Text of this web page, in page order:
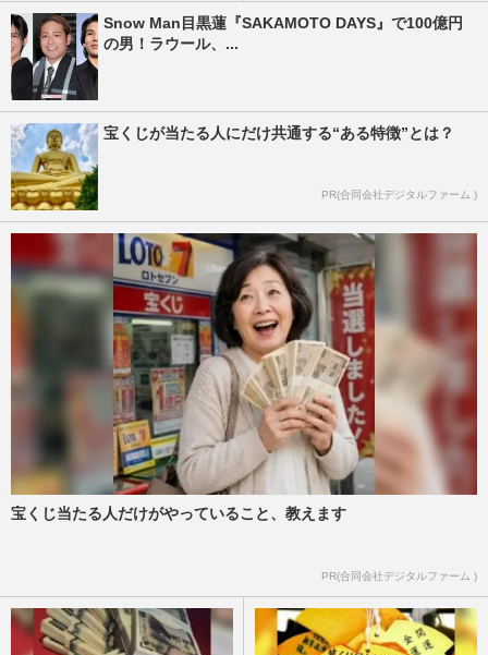
Snow Man目黒蓮『SAKAMOTO DAYS』で100億円
の男！ラウール、...
宝くじが当たる人にだけ共通する“ある特徴”とは？
PR(合同会社デジタルファーム )
宝くじ当たる人だけがやっていること、教えます
PR(合同会社デジタルファーム )